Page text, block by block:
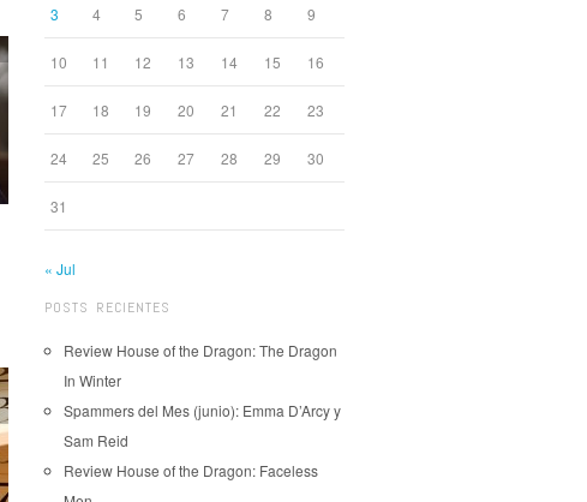
3 4 5 6 7 8 9
10 11 12 13 14 15 16
17 18 19 20 21 22 23
24 25 26 27 28 29 30
31
« Jul
POSTS RECIENTES
Review House of the Dragon: The Dragon
In Winter
Spammers del Mes (junio): Emma D’Arcy y
Sam Reid
Review House of the Dragon: Faceless